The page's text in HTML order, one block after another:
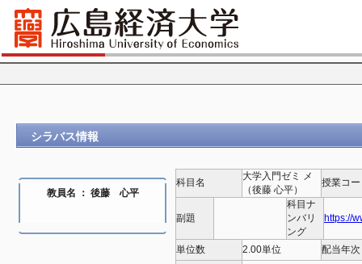
シラバス情報
教員名 ： 後藤 心平
科目名
大学入門ゼミ メ
（後藤 心平）
授業コ
副題
科目ナ
ンバリ
ング
https://
単位数 2.00単位
配当年次